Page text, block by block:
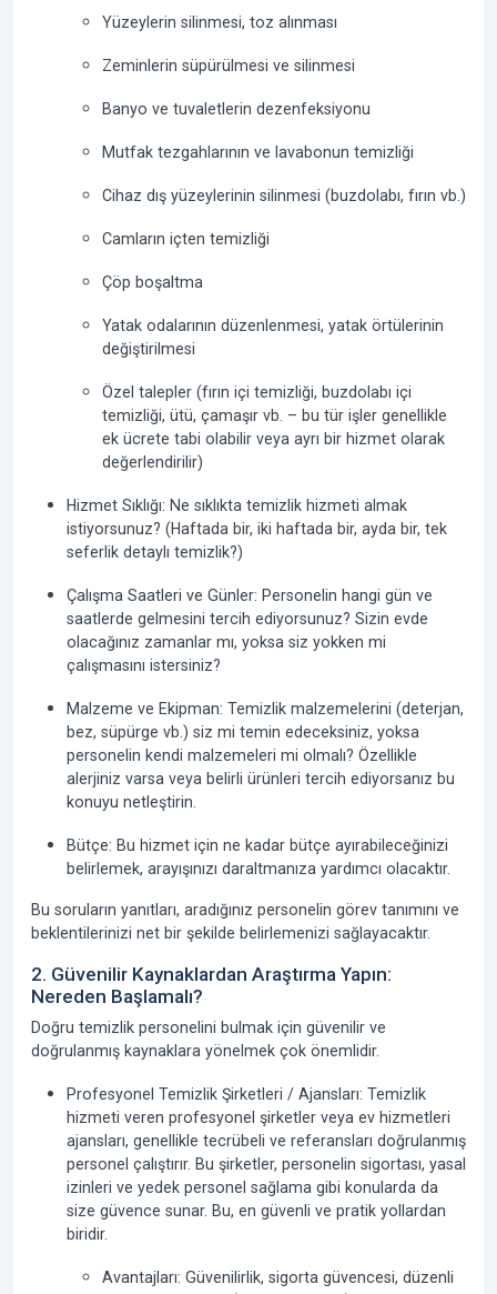
Yüzeylerin silinmesi, toz alınması
Zeminlerin süpürülmesi ve silinmesi
Banyo ve tuvaletlerin dezenfeksiyonu
Mutfak tezgahlarının ve lavabonun temizliği
Cihaz dış yüzeylerinin silinmesi (buzdolabı, fırın vb.)
Camların içten temizliği
Çöp boşaltma
Yatak odalarının düzenlenmesi, yatak örtülerinin
değiştirilmesi
Özel talepler (fırın içi temizliği, buzdolabı içi
temizliği, ütü, çamaşır vb. – bu tür işler genellikle
ek ücrete tabi olabilir veya ayrı bir hizmet olarak
değerlendirilir)
Hizmet Sıklığı: Ne sıklıkta temizlik hizmeti almak
istiyorsunuz? (Haftada bir, iki haftada bir, ayda bir, tek
seferlik detaylı temizlik?)
Çalışma Saatleri ve Günler: Personelin hangi gün ve
saatlerde gelmesini tercih ediyorsunuz? Sizin evde
olacağınız zamanlar mı, yoksa siz yokken mi
çalışmasını istersiniz?
Malzeme ve Ekipman: Temizlik malzemelerini (deterjan,
bez, süpürge vb.) siz mi temin edeceksiniz, yoksa
personelin kendi malzemeleri mi olmalı? Özellikle
alerjiniz varsa veya belirli ürünleri tercih ediyorsanız bu
konuyu netleştirin.
Bütçe: Bu hizmet için ne kadar bütçe ayırabileceğinizi
belirlemek, arayışınızı daraltmanıza yardımcı olacaktır.
Bu soruların yanıtları, aradığınız personelin görev tanımını ve
beklentilerinizi net bir şekilde belirlemenizi sağlayacaktır.
2. Güvenilir Kaynaklardan Araştırma Yapın:
Nereden Başlamalı?
Doğru temizlik personelini bulmak için güvenilir ve
doğrulanmış kaynaklara yönelmek çok önemlidir.
Profesyonel Temizlik Şirketleri / Ajansları: Temizlik
hizmeti veren profesyonel şirketler veya ev hizmetleri
ajansları, genellikle tecrübeli ve referansları doğrulanmış
personel çalıştırır. Bu şirketler, personelin sigortası, yasal
izinleri ve yedek personel sağlama gibi konularda da
size güvence sunar. Bu, en güvenli ve pratik yollardan
biridir.
Avantajları: Güvenilirlik, sigorta güvencesi, düzenli